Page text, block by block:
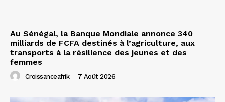
Au Sénégal, la Banque Mondiale annonce 340
milliards de FCFA destinés à l’agriculture, aux
transports à la résilience des jeunes et des
femmes
Croissanceafrik - 7 Août 2026